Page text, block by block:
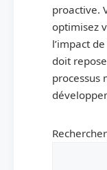
proactive.
optimisez
l’impact
doit
processus
Rechercher